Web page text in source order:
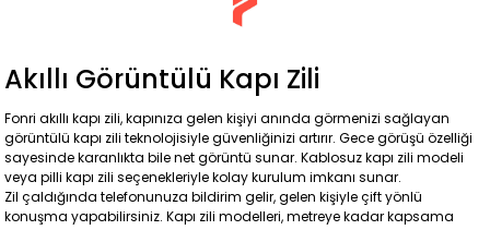
Akıllı Görüntülü Kapı Zili
Fonri akıllı kapı zili, kapınıza gelen kişiyi anında görmenizi sağlayan
görüntülü kapı zili teknolojisiyle güvenliğinizi artırır. Gece görüşü özelliği
sayesinde karanlıkta bile net görüntü sunar. Kablosuz kapı zili modeli
veya pilli kapı zili seçenekleriyle kolay kurulum imkanı sunar.
Zil çaldığında telefonunuza bildirim gelir, gelen kişiyle çift yönlü
konuşma yapabilirsiniz. Kapı zili modelleri, metreye kadar kapsama